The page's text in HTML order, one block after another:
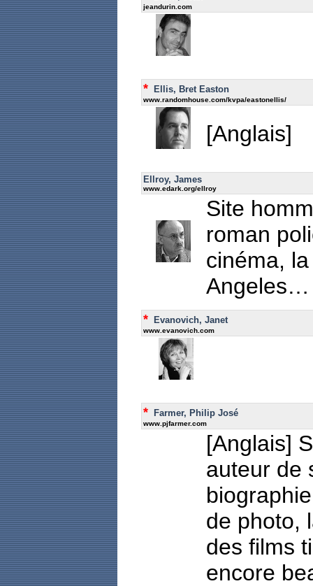
jeandurin.com
* Ellis, Bret Easton
www.randomhouse.com/kvpa/eastonellis/
[Anglais]
Ellroy, James
www.edark.org/ellroy
Site
roman
cinéma,
Angeles…
* Evanovich, Janet
www.evanovich.com
* Farmer, Philip José
www.pjfarmer.com
[Anglais]
auteur de
de photo,
des films
encore